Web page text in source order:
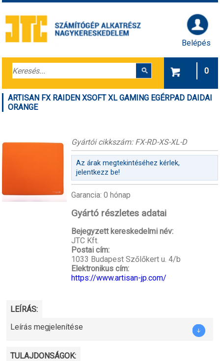
Belépés
0
ARTISAN FX RAIDEN XSOFT XL GAMING EGÉRPAD DAIDAI
ORANGE
Gyártói cikkszám: FX-RD-XS-XL-D
Az árak megtekintéséhez kérlek,
jelentkezz be!
Garancia: 0 hónap
Gyártó részletes adatai
Bejegyzett kereskedelmi név:
JTC Kft.
Postai cím:
1033 Budapest Szőlőkert u. 4/b
Elektronikus cím:
https://www.artisan-jp.com/
LEÍRÁS:
Leírás megjelenítése
TULAJDONSÁGOK: